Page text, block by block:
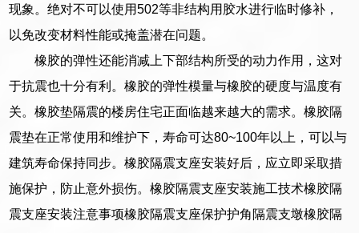
现象。绝对不可以使用502等非结构用胶水进行临时修补，
以免改变材料性能或掩盖潜在问题。
橡胶的弹性还能消减上下部结构所受的动力作用，这对
于抗震也十分有利。橡胶的弹性模量与橡胶的硬度与温度有
关。橡胶垫隔震的楼房住宅正面临越来越大的需求。橡胶隔
震垫在正常使用和维护下，寿命可达80~100年以上，可以与
建筑寿命保持同步。橡胶隔震支座安装好后，应立即采取措
施保护，防止意外损伤。橡胶隔震支座安装施工技术橡胶隔
震支座安装注意事项橡胶隔震支座保护护角隔震支墩橡胶隔